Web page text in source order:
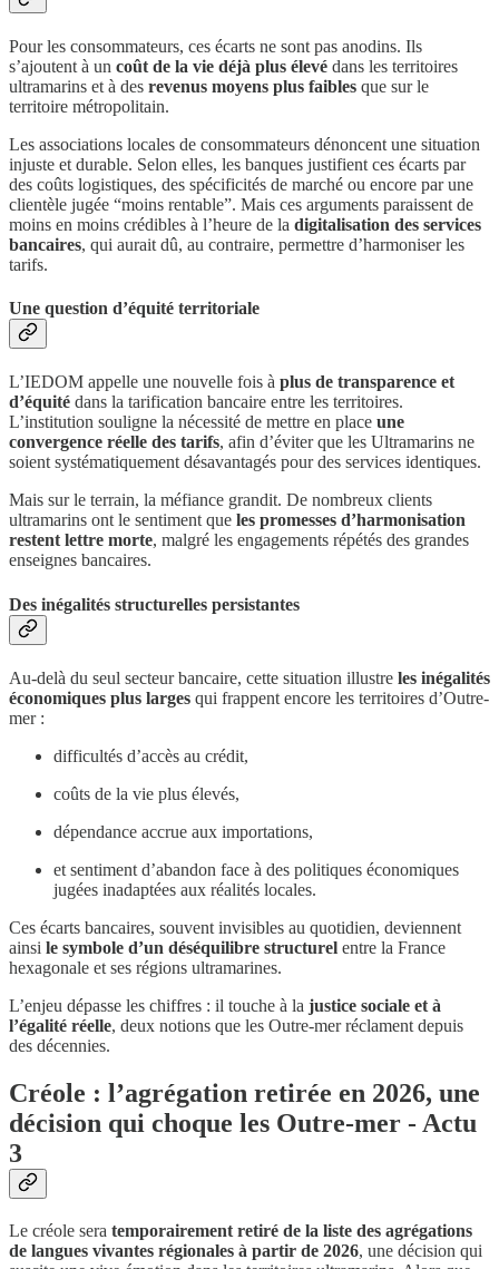
Pour les consommateurs, ces écarts ne sont pas anodins. Ils
s’ajoutent à un coût de la vie déjà plus élevé dans les territoires
ultramarins et à des revenus moyens plus faibles que sur le
territoire métropolitain.
Les associations locales de consommateurs dénoncent une situation
injuste et durable. Selon elles, les banques justifient ces écarts par
des coûts logistiques, des spécificités de marché ou encore par une
clientèle jugée “moins rentable”. Mais ces arguments paraissent de
moins en moins crédibles à l’heure de la digitalisation des services
bancaires, qui aurait dû, au contraire, permettre d’harmoniser les
tarifs.
Une question d’équité territoriale
L’IEDOM appelle une nouvelle fois à plus de transparence et
d’équité dans la tarification bancaire entre les territoires.
L’institution souligne la nécessité de mettre en place une
convergence réelle des tarifs, afin d’éviter que les Ultramarins ne
soient systématiquement désavantagés pour des services identiques.
Mais sur le terrain, la méfiance grandit. De nombreux clients
ultramarins ont le sentiment que les promesses d’harmonisation
restent lettre morte, malgré les engagements répétés des grandes
enseignes bancaires.
Des inégalités structurelles persistantes
Au-delà du seul secteur bancaire, cette situation illustre les inégalités
économiques plus larges qui frappent encore les territoires d’Outre-
mer :
difficultés d’accès au crédit,
coûts de la vie plus élevés,
dépendance accrue aux importations,
et sentiment d’abandon face à des politiques économiques
jugées inadaptées aux réalités locales.
Ces écarts bancaires, souvent invisibles au quotidien, deviennent
ainsi le symbole d’un déséquilibre structurel entre la France
hexagonale et ses régions ultramarines.
L’enjeu dépasse les chiffres : il touche à la justice sociale et à
l’égalité réelle, deux notions que les Outre-mer réclament depuis
des décennies.
Créole : l’agrégation retirée en 2026, une
décision qui choque les Outre-mer - Actu
3
Le créole sera temporairement retiré de la liste des agrégations
de langues vivantes régionales à partir de 2026, une décision qui